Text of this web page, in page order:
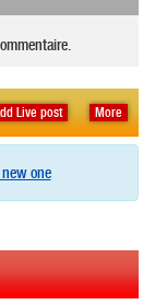
More
Live post
one